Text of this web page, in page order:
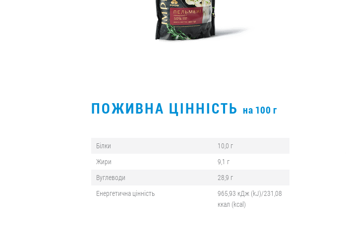
ПОЖИВНА ЦІННІСТЬ на 100 г
Білки
10,0 г
Жири
9,1 г
Вуглеводи
28,9 г
Енергетична цінність
965,93 кДж (kJ)/231,08
ккал (kcal)